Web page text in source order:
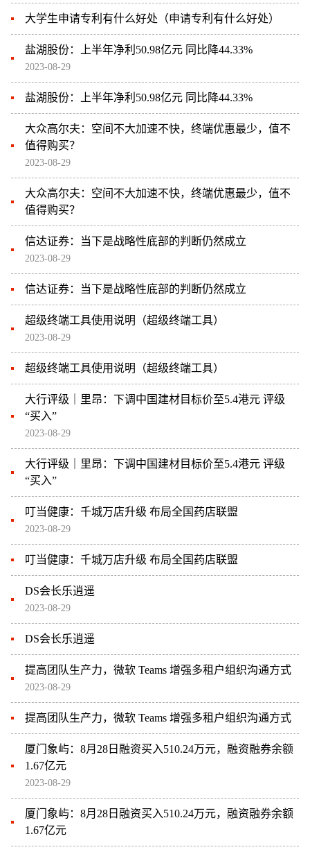
大学生申请专利有什么好处（申请专利有什么好处）
盐湖股份：上半年净利50.98亿元 同比降44.33%
2023-08-29
盐湖股份：上半年净利50.98亿元 同比降44.33%
大众高尔夫：空间不大加速不快，终端优惠最少，值不
值得购买？
2023-08-29
大众高尔夫：空间不大加速不快，终端优惠最少，值不
值得购买？
信达证券：当下是战略性底部的判断仍然成立
2023-08-29
信达证券：当下是战略性底部的判断仍然成立
超级终端工具使用说明（超级终端工具）
2023-08-29
超级终端工具使用说明（超级终端工具）
大行评级｜里昂：下调中国建材目标价至5.4港元 评级
“买入”
2023-08-29
大行评级｜里昂：下调中国建材目标价至5.4港元 评级
“买入”
叮当健康：千城万店升级 布局全国药店联盟
2023-08-29
叮当健康：千城万店升级 布局全国药店联盟
DS会长乐逍遥
2023-08-29
DS会长乐逍遥
提高团队生产力，微软 Teams 增强多租户组织沟通方式
2023-08-29
提高团队生产力，微软 Teams 增强多租户组织沟通方式
厦门象屿：8月28日融资买入510.24万元，融资融券余额
1.67亿元
2023-08-29
厦门象屿：8月28日融资买入510.24万元，融资融券余额
1.67亿元